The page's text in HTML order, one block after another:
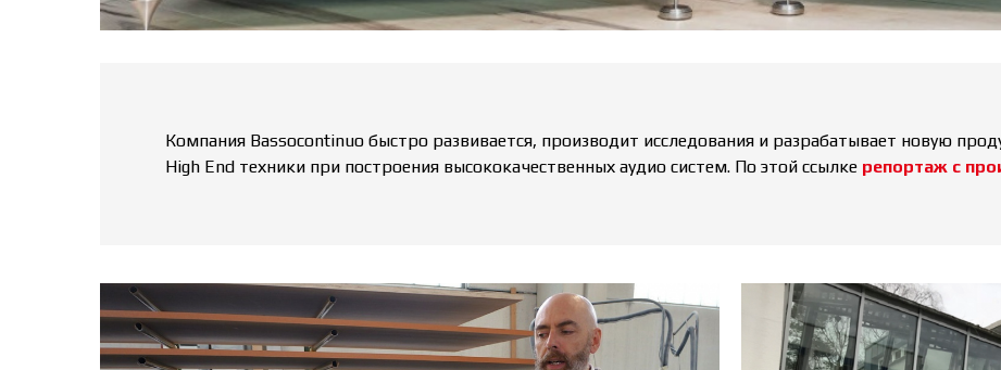
Компания Bassocontinuo быстро развивается, производит исследования и разрабатывает новую
High End техники при построения высококачественных аудио систем. По этой ссылке репортаж с